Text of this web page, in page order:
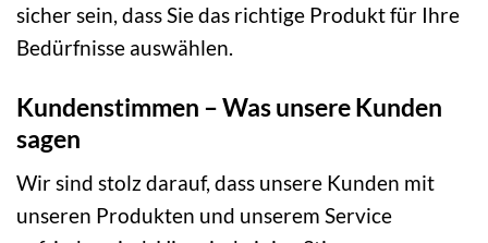
sicher sein, dass Sie das richtige Produkt für Ihre
Bedürfnisse auswählen.
Kundenstimmen – Was unsere Kunden
sagen
Wir sind stolz darauf, dass unsere Kunden mit
unseren Produkten und unserem Service